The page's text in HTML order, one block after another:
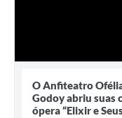
O Anfiteatro
Godoy abriu suas
ópera “Elixir e